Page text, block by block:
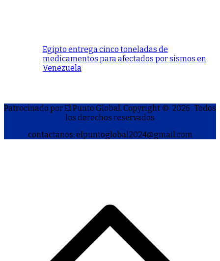
Egipto entrega cinco toneladas de
medicamentos para afectados por sismos en
Venezuela
Patrocinado por El Punto Global. Copyright © 2026 . Todos
los derechos reservados
contactanos: elpuntoglobal2024@gmail.com